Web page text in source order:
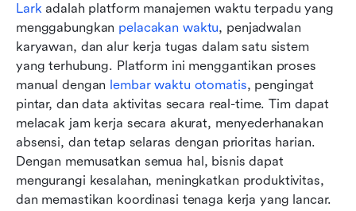
Lark adalah platform manajemen waktu terpadu yang
menggabungkan pelacakan waktu, penjadwalan
karyawan, dan alur kerja tugas dalam satu sistem
yang terhubung. Platform ini menggantikan proses
manual dengan lembar waktu otomatis, pengingat
pintar, dan data aktivitas secara real-time. Tim dapat
melacak jam kerja secara akurat, menyederhanakan
absensi, dan tetap selaras dengan prioritas harian.
Dengan memusatkan semua hal, bisnis dapat
mengurangi kesalahan, meningkatkan produktivitas,
dan memastikan koordinasi tenaga kerja yang lancar.